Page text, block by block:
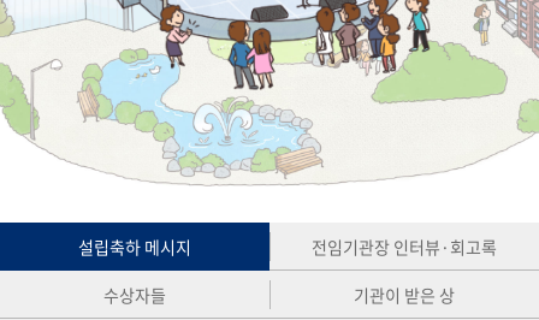
50+1 주년 기념
성과 50선 숫자로 보는 50년 50
주년 광장
세계와 함께 한 KIHASA
VR 역사관
설립축하 메시지
전임기관장 인터뷰·회고록
수상자들
기관이 받은 상